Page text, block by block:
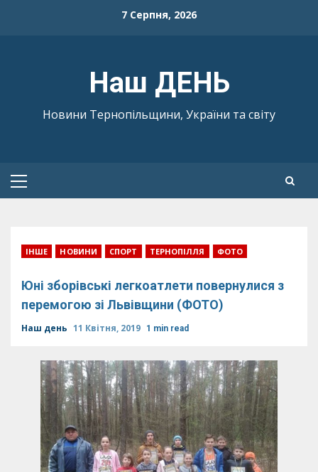
7 Серпня, 2026
Наш ДЕНЬ
Новини Тернопільщини, України та світу
Primary
ІНШЕ НОВИНИ СПОРТ ТЕРНОПІЛЛЯ ФОТО
Юні зборівські легкоатлети повернулися з
перемогою зі Львівщини (ФОТО)
Наш день 11 Квітня, 2019 1 min read